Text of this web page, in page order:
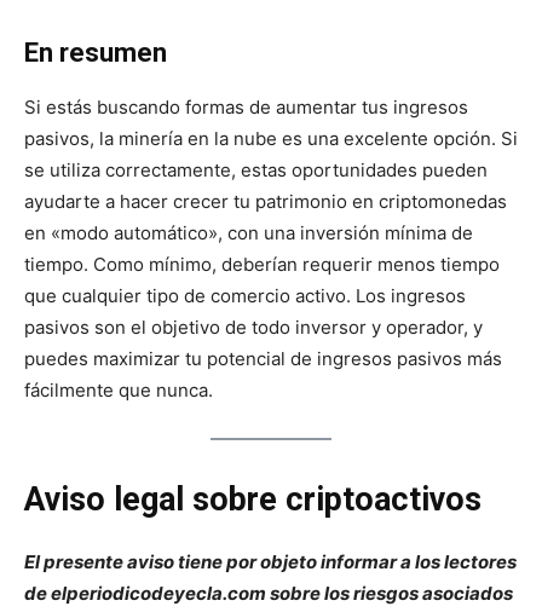
En resumen
Si estás buscando formas de aumentar tus ingresos
pasivos, la minería en la nube es una excelente opción. Si
se utiliza correctamente, estas oportunidades pueden
ayudarte a hacer crecer tu patrimonio en criptomonedas
en «modo automático», con una inversión mínima de
tiempo. Como mínimo, deberían requerir menos tiempo
que cualquier tipo de comercio activo. Los ingresos
pasivos son el objetivo de todo inversor y operador, y
puedes maximizar tu potencial de ingresos pasivos más
fácilmente que nunca.
Aviso legal sobre criptoactivos
El presente aviso tiene por objeto informar a los lectores
de elperiodicodeyecla.com sobre los riesgos asociados